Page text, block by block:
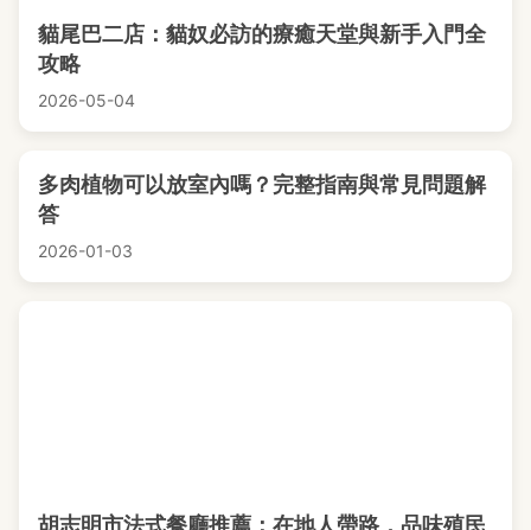
貓尾巴二店：貓奴必訪的療癒天堂與新手入門全
攻略
2026-05-04
多肉植物可以放室內嗎？完整指南與常見問題解
答
2026-01-03